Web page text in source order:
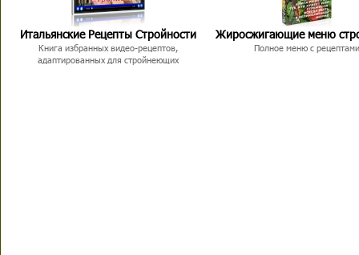
Итальянские Рецепты Стройности
Книга избранных видео-рецептов,
адаптированных для стройнеющих
Жиросжигающие меню
Полное меню с рецептами